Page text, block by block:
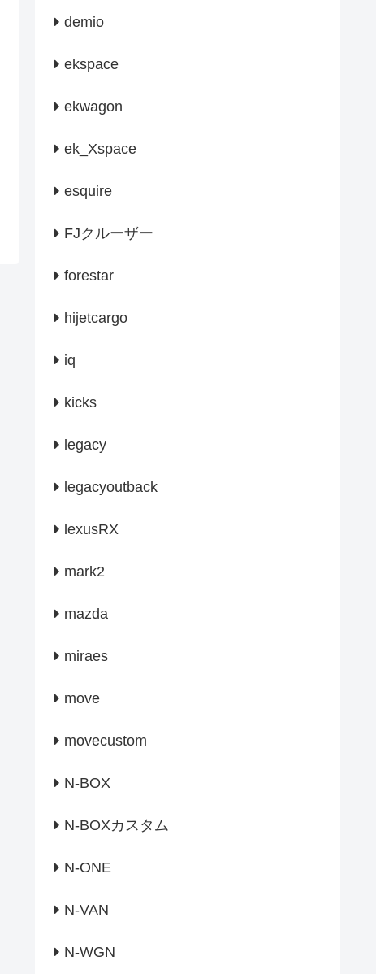
demio
ekspace
ekwagon
ek_Xspace
esquire
FJクルーザー
forestar
hijetcargo
iq
kicks
legacy
legacyoutback
lexusRX
mark2
mazda
miraes
move
movecustom
N-BOX
N-BOXカスタム
N-ONE
N-VAN
N-WGN